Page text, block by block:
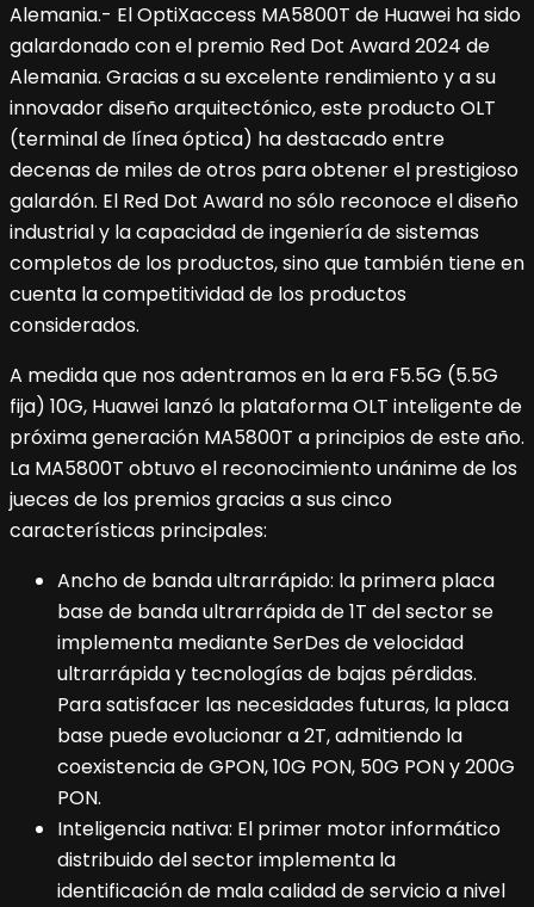
Alemania.- El OptiXaccess MA5800T de Huawei ha sido
galardonado con el premio Red Dot Award 2024 de
Alemania. Gracias a su excelente rendimiento y a su
innovador diseño arquitectónico, este producto OLT
(terminal de línea óptica) ha destacado entre
decenas de miles de otros para obtener el prestigioso
galardón. El Red Dot Award no sólo reconoce el diseño
industrial y la capacidad de ingeniería de sistemas
completos de los productos, sino que también tiene en
cuenta la competitividad de los productos
considerados.
A medida que nos adentramos en la era F5.5G (5.5G
fija) 10G, Huawei lanzó la plataforma OLT inteligente de
próxima generación MA5800T a principios de este año.
La MA5800T obtuvo el reconocimiento unánime de los
jueces de los premios gracias a sus cinco
características principales:
Ancho de banda ultrarrápido: la primera placa
base de banda ultrarrápida de 1T del sector se
implementa mediante SerDes de velocidad
ultrarrápida y tecnologías de bajas pérdidas.
Para satisfacer las necesidades futuras, la placa
base puede evolucionar a 2T, admitiendo la
coexistencia de GPON, 10G PON, 50G PON y 200G
PON.
Inteligencia nativa: El primer motor informático
distribuido del sector implementa la
identificación de mala calidad de servicio a nivel